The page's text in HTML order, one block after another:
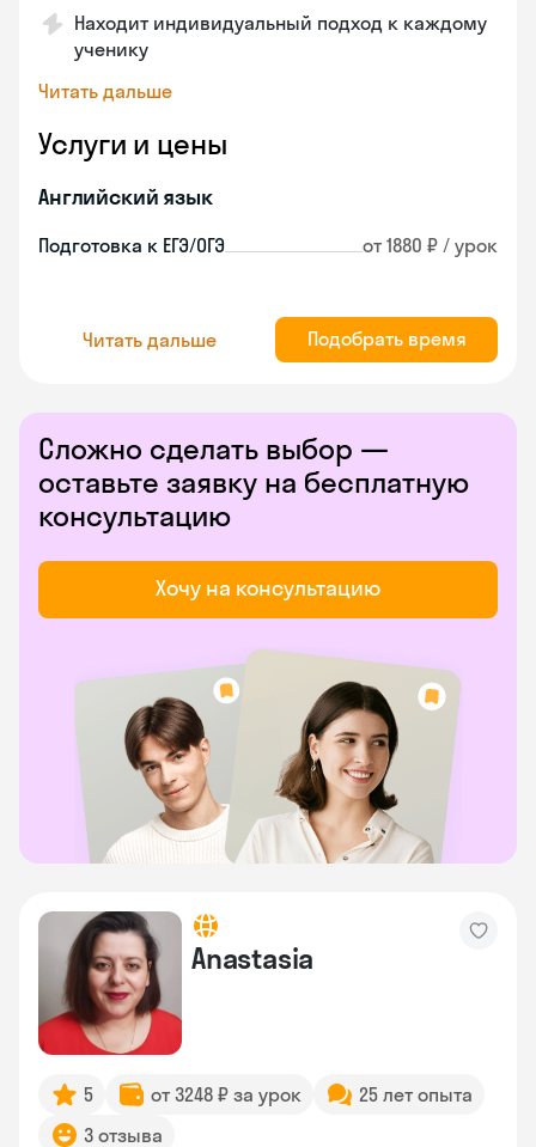
Находит индивидуальный подход к каждому
ученику
Читать дальше
Услуги и цены
Английский язык
Подготовка к ЕГЭ/ОГЭ от 1880 ₽ / урок
Читать дальше Подобрать время
Сложно сделать выбор —
оставьте заявку на бесплатную
консультацию
Хочу на консультацию
Anastasia
5 от 3248 ₽ за урок
25 лет опыта
3 отзыва